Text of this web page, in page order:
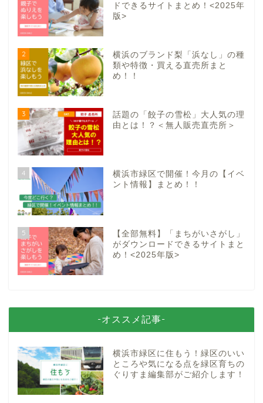
ドできるサイトまとめ！<2025年
版>
2
横浜のブランド梨「浜なし」の種
類や特徴・買える直売所まと
め！！
3
話題の「餃子の雪松」大人気の理
由とは！？＜無人販売直売所＞
4
横浜市緑区で開催！今月の【イベ
ント情報】まとめ！！
5
【全部無料】「まちがいさがし」
がダウンロードできるサイトまと
め！<2025年版>
-オススメ記事-
横浜市緑区に住もう！緑区のいい
ところや気になる点を緑区育ちの
ぐりすま編集部がご紹介します！